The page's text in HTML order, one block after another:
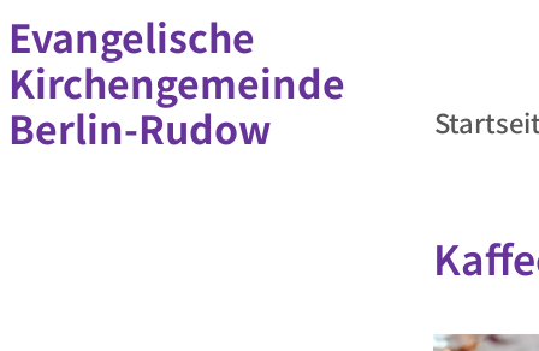
Evangelische
Kirchengemeinde
Berlin-Rudow